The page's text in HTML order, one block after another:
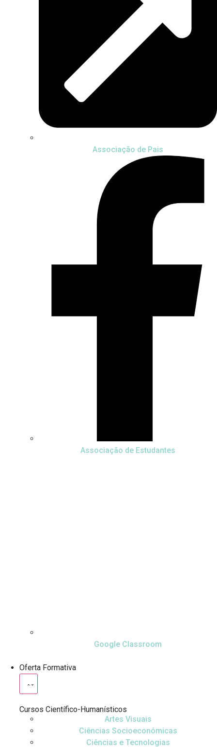
Associação de Pais
Associação de Estudantes
Google Classroom
Oferta Formativa
Cursos Científico-Humanísticos
Artes Visuais
Ciências Socioeconómicas
Ciências e Tecnologias